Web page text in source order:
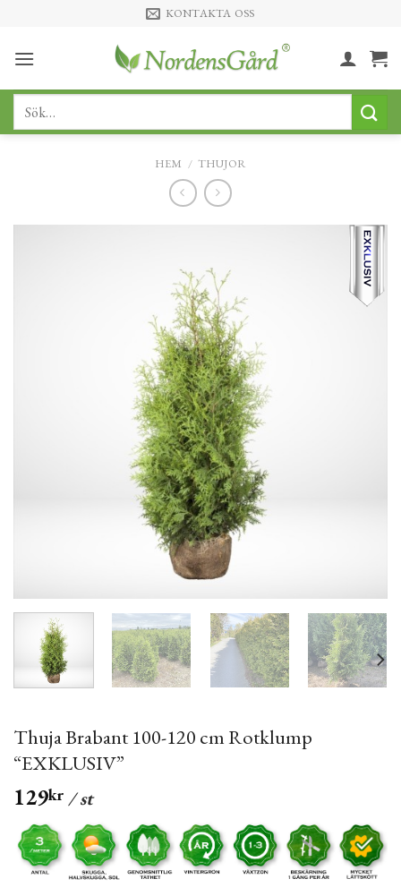
content
KONTAKTA OSS
Sök
HEM / THUJOR
Thuja Brabant 100-120 cm Rotklump
“EXKLUSIV”
129kr / st